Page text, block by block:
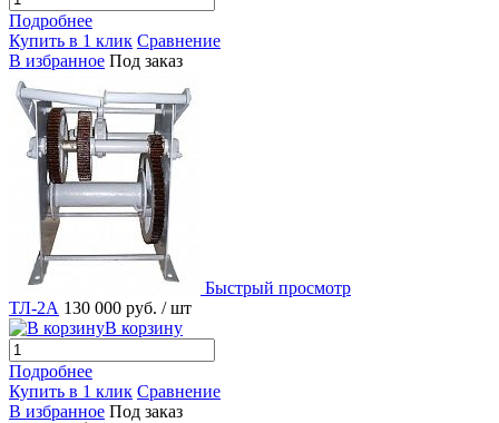
Подробнее
Купить в 1 клик Сравнение
В избранное Под заказ
Быстрый просмотр
ТЛ-2А 130 000 руб. / шт
В корзину
Подробнее
Купить в 1 клик Сравнение
В избранное Под заказ